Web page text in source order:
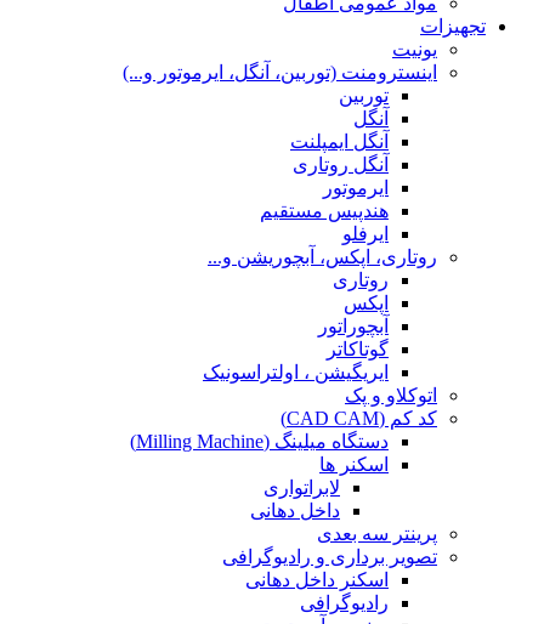
تجهیزات
یونیت
اینسترومنت (توربین، آنگل، ایرموتور و...)
توربین
آنگل
آنگل ایمپلنت
آنگل روتاری
ایرموتور
هندپیس مستقیم
ایرفلو
روتاری، اپکس، آبچوریشن و...
روتاری
اپکس
آبچوراتور
گوتاکاتر
ایریگیشن ، اولتراسونیک
اتوکلاو و پک
کد کم (CAD CAM)
دستگاه میلینگ (Milling Machine)
اسکنر ها
لابراتواری
داخل دهانی
پرینتر سه بعدی
تصویر برداری و رادیوگرافی
اسکنر داخل دهانی
رادیوگرافی